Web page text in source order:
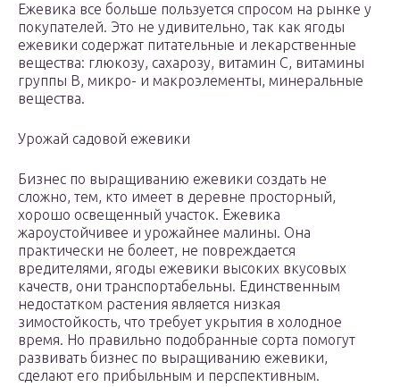
Ежевика все больше пользуется спросом на рынке у
покупателей. Это не удивительно, так как ягоды
ежевики содержат питательные и лекарственные
вещества: глюкозу, сахарозу, витамин С, витамины
группы В, микро- и макроэлементы, минеральные
вещества.
Урожай садовой ежевики
Бизнес по выращиванию ежевики создать не
сложно, тем, кто имеет в деревне просторный,
хорошо освещенный участок. Ежевика
жароустойчивее и урожайнее малины. Она
практически не болеет, не повреждается
вредителями, ягоды ежевики высоких вкусовых
качеств, они транспортабельны. Единственным
недостатком растения является низкая
зимостойкость, что требует укрытия в холодное
время. Но правильно подобранные сорта помогут
развивать бизнес по выращиванию ежевики,
сделают его прибыльным и перспективным.